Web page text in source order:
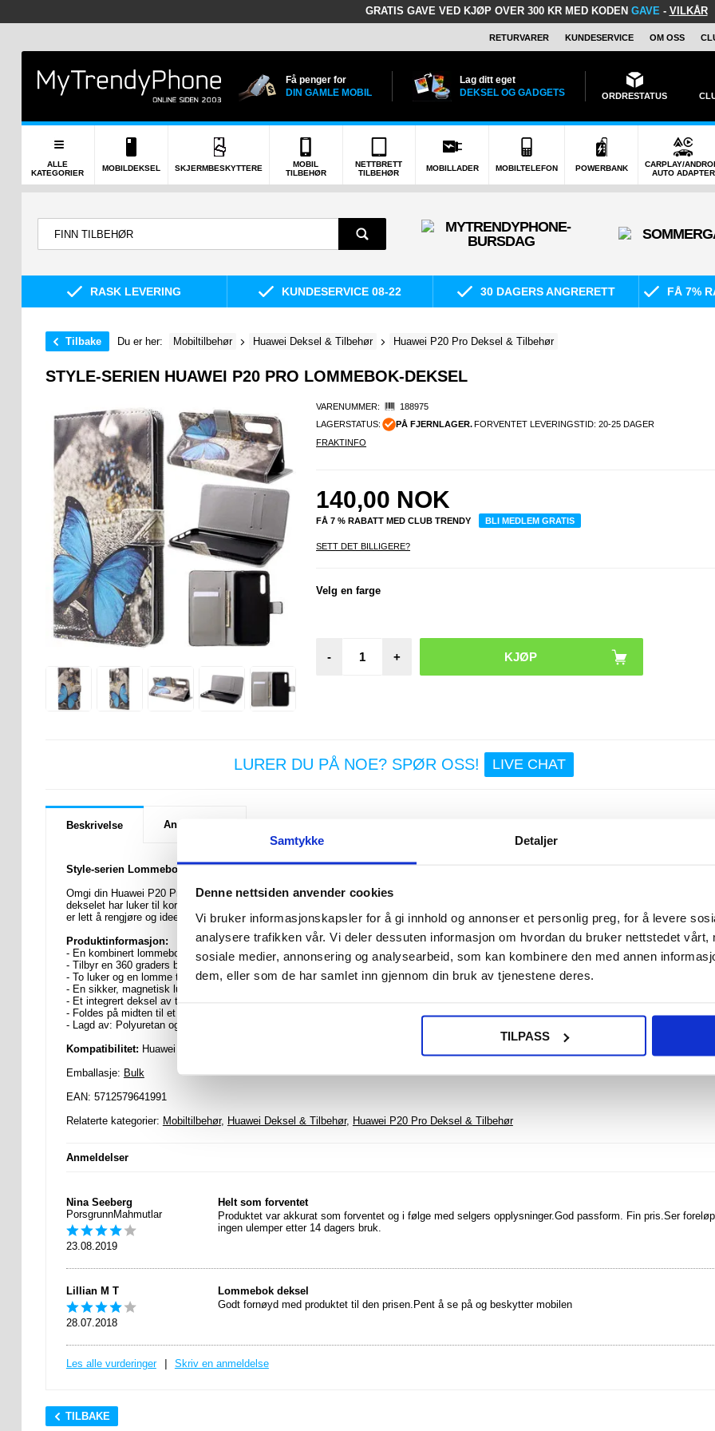
Samtykke Detaljer
Denne nettsiden anvender cookies
Vi bruker informasjonskapsler for å gi innhold og annonser et personlig preg, for å levere
analysere trafikken vår. Vi deler dessuten informasjon om hvordan du bruker nettstedet vårt,
sosiale medier, annonsering og analysearbeid, som kan kombinere den med annen
dem, eller som de har samlet inn gjennom din bruk av tjenestene deres.
TILPASS
GRATIS GAVE VED KJØP OVER 300 KR MED KODEN GAVE- VILKÅR
RETURVARER KUNDESERVICE OM OSS
Få penger for
DIN GAMLE MOBIL
Lag ditt eget
DEKSEL OG GADGETS
ORDRESTATUS
ALLE
KATEGORIER
MOBILDEKSEL SKJERMBESKYTTERE
MOBIL
TILBEHØR
NETTBRETT
TILBEHØR
MOBILLADER MOBILTELEFON POWERBANK
CARPLAY/
AUTO ADAPTER
RASK LEVERING KUNDESERVICE 08-22 30 DAGERS ANGRERETT FÅ 7%
Tilbake Du er her: Mobiltilbehør Huawei Deksel & Tilbehør Huawei P20 Pro Deksel & Tilbehør
STYLE-SERIEN HUAWEI P20 PRO LOMMEBOK-DEKSEL
VARENUMMER:
188975
LAGERSTATUS:
PÅ FJERNLAGER. FORVENTET LEVERINGSTID: 20-25 DAGER
FRAKTINFO
140,00 NOK
FÅ 7 % RABATT MED CLUB TRENDY BLI MEDLEM GRATIS
SETT DET BILLIGERE?
Velg en farge
- +
LURER DU PÅ NOE? SPØR OSS! LIVE CHAT
Beskrivelse Anmeldelser
Style-serien Lommebok-deksel til Huawei P20 Pro
Omgi din Huawei P20 Pro med et morsomt mønster for å holde den trygg og fri for slitasje. Dette unike Huawei P20 Pro Style-serien
dekselet har luker til kort og kontanter og har innebygde magneter som holder klaffen sikkert lukket. Dekselet er lagd av høykvalitets
er lett å rengjøre og ideelt til hverdagslig bruk.
Produktinformasjon:
- En kombinert lommebok og beskyttende deksel til Huawei P20 Pro
- Tilbyr en 360 graders beskyttelse med et anstrøk av stil
- To luker og en lomme til kontanter som gjør det mest mulig praktisk
- En sikker, magnetisk lukking som holder dekselet lukket
- Et integrert deksel av termoplastisk polyuretan som fastholder din Huawei P20 Pro
- Foldes på midten til et visningsstativ
- Lagd av: Polyuretan og termoplastisk polyuretan
Kompatibilitet: Huawei P20 Pro
Emballasje: Bulk
EAN: 5712579641991
Relaterte kategorier: Mobiltilbehør, Huawei Deksel & Tilbehør, Huawei P20 Pro Deksel & Tilbehør
Anmeldelser
Nina Seeberg
PorsgrunnMahmutlar
23.08.2019
Helt som forventet
Produktet var akkurat som forventet og i følge med selgers opplysninger.God passform. Fin pris.Ser
ingen ulemper etter 14 dagers bruk.
Lillian M T
28.07.2018
Lommebok deksel
Godt fornøyd med produktet til den prisen.Pent å se på og beskytter mobilen
Les alle vurderinger Skriv en anmeldelse
TILBAKE